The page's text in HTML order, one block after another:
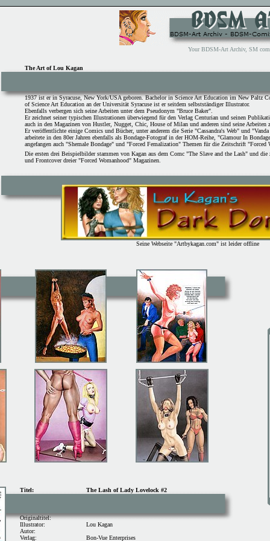
Your BDSM-Art Archiv, SM
The Art of Lou Kagan
1937 ist er in Syracuse, New York/USA geboren. Bachelor in Science Art Education im New Paltz
of Science Art Education an der Universität Syracuse ist er seitdem selbstständiger Illustrator.
Ebenfalls verbergen sich seine Arbeiten unter dem Pseudonym "Bruce Baker".
Er zeichnet seiner typischen Illustrationen überwiegend für den Verlag Centurian und seinen
auch in den Magazinen von Hustler, Nugget, Chic, House of Milan und anderen sind seine Arbeiten
Er veröffentlichte einige Comics und Bücher, unter anderem die Serie "Cassandra's Web" und
arbeitete in den 80er Jahren ebenfalls als Bondage-Fotograf in der HOM-Reihe, "Glamour In
angefangen auch "Shemale Bondage" und "Forced Femalization" Themen für die Zeitschrift "Forced
Die ersten drei Beispielbilder stammen von Kagan aus dem Comc "The Slave and the Lash" und
und Frontcover dreier "Forced Womanhood" Magazinen.
Seine Webseite "Artbykagan.com" ist leider offline
Titel: The Lash of Lady Lovelock #2
Originaltitel:
Illustrator:
Autor:
Verlag:
Lou Kagan
Bon-Vue Enterprises